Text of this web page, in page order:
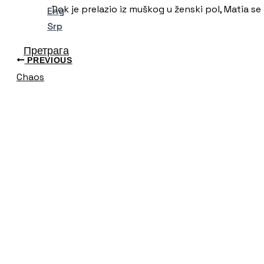
Eng
Srp
Претрага
Dok je prelazio iz muškog u ženski pol, Matia
PREVIOUS
Chaos